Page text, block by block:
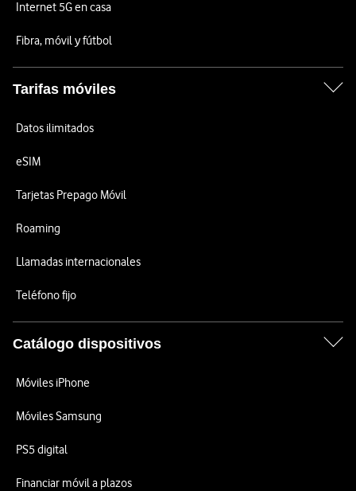
Internet 5G en casa
Fibra, móvil y fútbol
Tarifas móviles
Datos ilimitados
eSIM
Tarjetas Prepago Móvil
Roaming
Llamadas internacionales
Teléfono fijo
Catálogo dispositivos
Móviles iPhone
Móviles Samsung
PS5 digital
Financiar móvil a plazos